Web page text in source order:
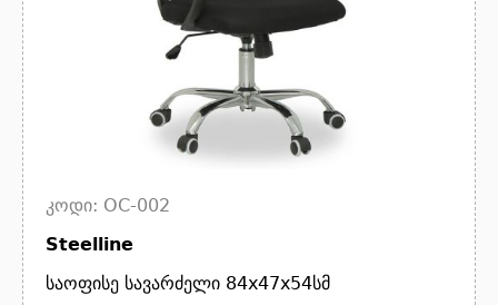
კოდი: OC-002
Steelline
საოფისე სავარძელი 84x47x54სმ